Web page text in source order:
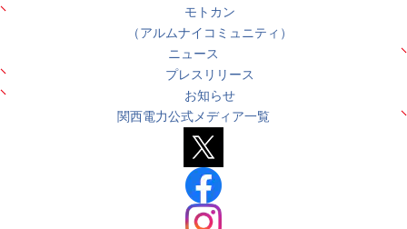
モトカン
（アルムナイコミュニティ）
ニュース
プレスリリース
お知らせ
関西電力公式メディア一覧